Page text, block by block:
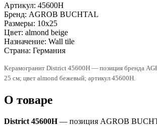
Артикул: 45600H
Бренд: AGROB BUCHTAL
Размеры: 10x25
Цвет: almond beige
Назначение: Wall tile
Страна: Германия
Керамогранит District 45600H — позиция бренда
25 см; цвет almond бежевый; артикул 45600H.
О товаре
District 45600H— позиция AGROB